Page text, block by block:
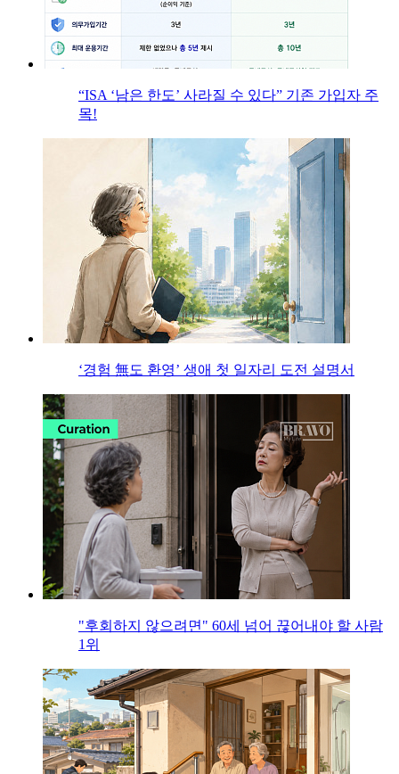
“ISA ‘남은 한도’ 사라질 수 있다” 기존 가입자 주
목!
‘경험 無도 환영’ 생애 첫 일자리 도전 설명서
"후회하지 않으려면" 60세 넘어 끊어내야 할 사람
1위